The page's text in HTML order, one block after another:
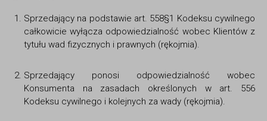
Sprzedający na podstawie art. 558§1 Kodeksu cywilnego
całkowicie wyłącza odpowiedzialność wobec Klientów z
tytułu wad fizycznych i prawnych (rękojmia).
Sprzedający ponosi odpowiedzialność wobec
Konsumenta na zasadach określonych w art. 556
Kodeksu cywilnego i kolejnych za wady (rękojmia).